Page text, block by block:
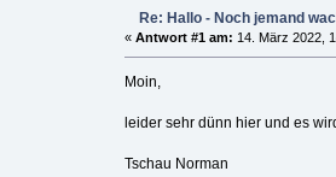
Re: Hallo - Noch jemand
« Antwort #1 am: 14. März 2022,
Moin,
leider sehr dünn hier und es
Tschau Norman